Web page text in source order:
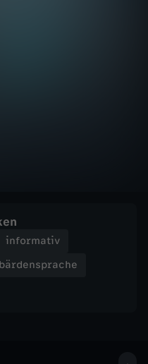
informativ